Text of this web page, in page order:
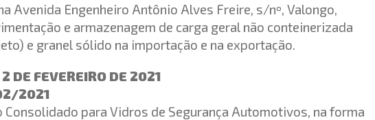
Avenida Engenheiro Antônio Alves Freire, s/nº, Valongo,
e armazenagem de carga geral não conteinerizada
e granel sólido na importação e na exportação.
DE FEVEREIRO DE 2021
2021
Consolidado para Vidros de Segurança Automotivos, na forma